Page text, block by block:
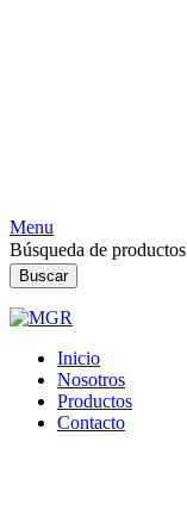
Menu
Búsqueda de productos
Buscar
Inicio
Nosotros
Productos
Contacto